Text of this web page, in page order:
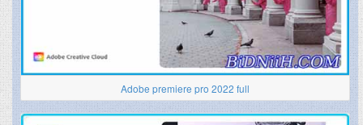
Adobe premiere pro 2022 full